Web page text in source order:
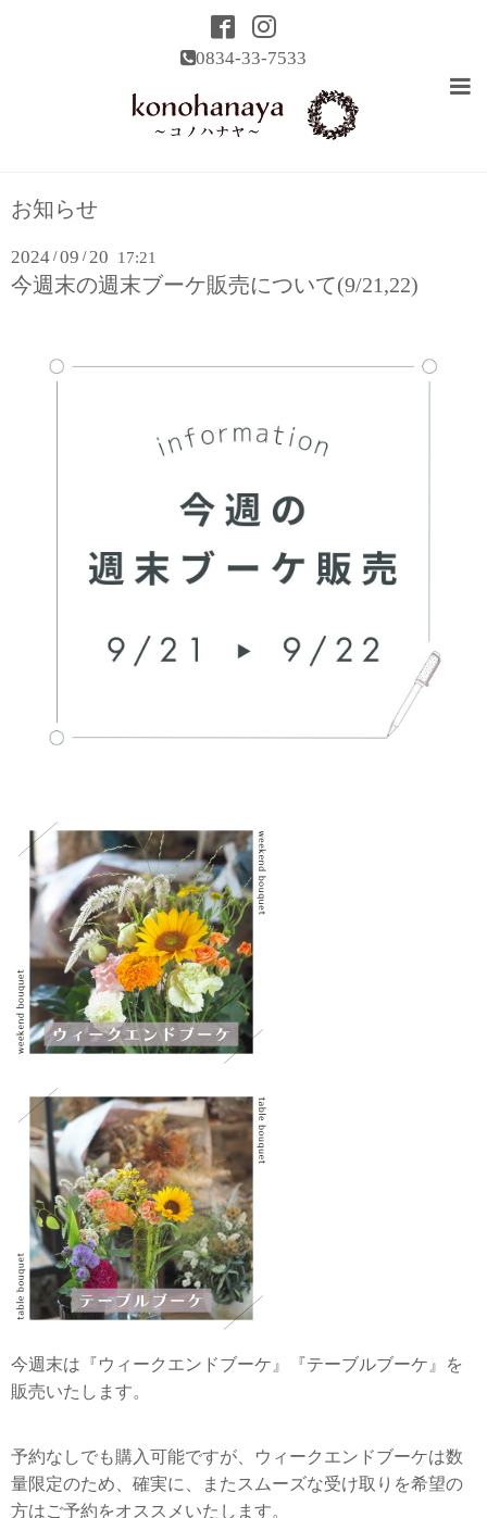
0834-33-7533
お知らせ
2024 /09 /20 17:21
今週末の週末ブーケ販売について(9/21,22)
今週末は『ウィークエンドブーケ』『テーブルブーケ』を
販売いたします。
予約なしでも購入可能ですが、ウィークエンドブーケは数
量限定のため、確実に、またスムーズな受け取りを希望の
方はご予約をオススメいたします。